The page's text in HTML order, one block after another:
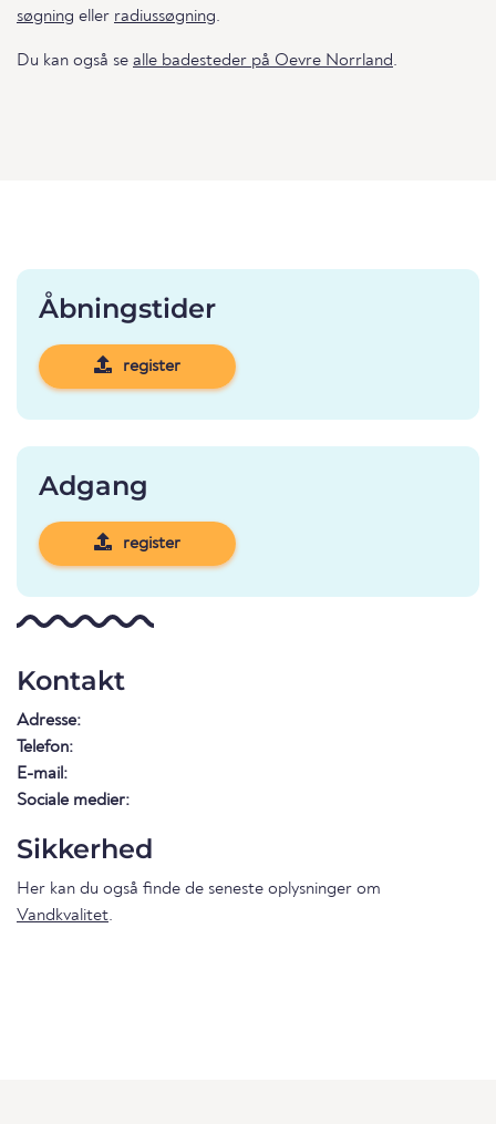
søgning eller radiussøgning.
Du kan også se alle badesteder på Oevre Norrland.
Åbningstider
register
Adgang
register
Kontakt
Adresse:
Telefon:
E-mail:
Sociale medier:
Sikkerhed
Her kan du også finde de seneste oplysninger om
Vandkvalitet.